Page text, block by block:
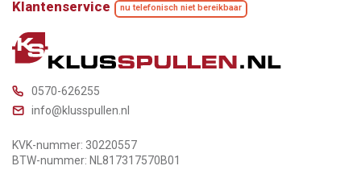
Klantenservice nu telefonisch niet bereikbaar
0570-626255
info@klusspullen.nl
KVK-nummer: 30220557
BTW-nummer: NL817317570B01